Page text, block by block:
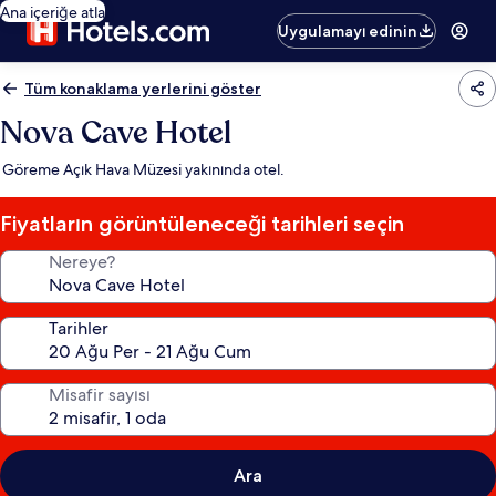
Ana içeriğe atla
Uygulamayı edinin
Tüm konaklama yerlerini göster
Nova Cave Hotel
Göreme Açık Hava Müzesi yakınında otel.
Fiyatların görüntüleneceği tarihleri seçin
Nereye?
Tarihler
Misafir sayısı
Ara